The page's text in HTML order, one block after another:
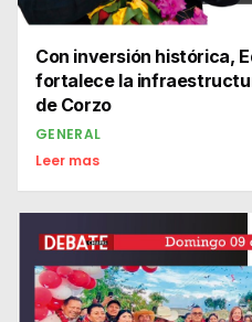
Con inversión histórica,
fortalece la
de Corzo
GENERAL
Leer mas